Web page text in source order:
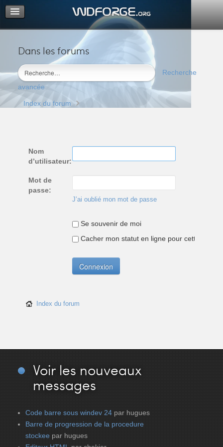
Dans les forums
Recherche
avancée
Portail
Index du forum
M’enregistrer
Connexion
Index du forum
Nom
d’utilisateur:
Mot de
passe:
J’ai oublié mon mot de passe
Se souvenir de moi
Cacher mon statut en ligne pour cette
Index du forum
Voir les nouveaux
messages
Code barre sous windev 24 par hugues
Barre de progression de la procedure
stockee par hugues